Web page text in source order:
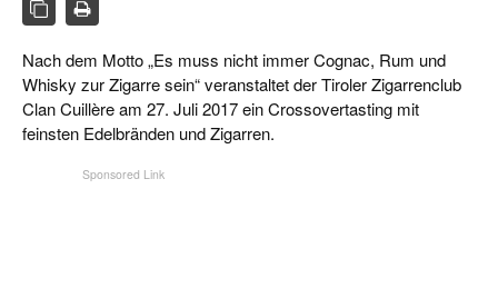
CIGAR LIFE & CULTURE
REISE & LÄNDER
PFEIFEN & SPIRITUOSEN
ZIGARRENBRANCHE
Nach dem Motto „Es muss nicht immer Cognac, Rum und
Whisky zur Zigarre sein“ veranstaltet der Tiroler Zigarrenclub
Clan Cuillère am 27. Juli 2017 ein Crossovertasting mit
feinsten Edelbränden und Zigarren.